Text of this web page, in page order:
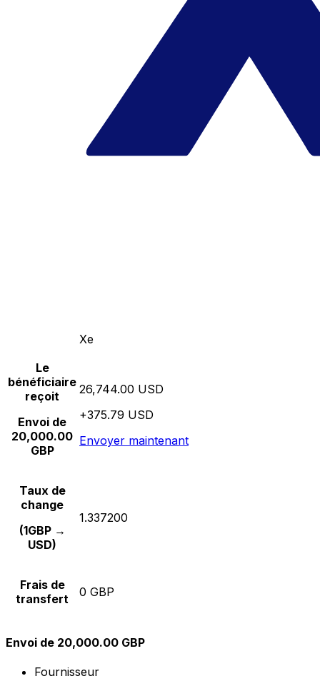
Xe
Le
bénéficiaire
reçoit
Envoi de
20,000.00
GBP
26,744.00 USD
+375.79 USD
Envoyer maintenant
Taux de
change
(1GBP →
USD)
1.337200
Frais de
transfert
0 GBP
Envoi de 20,000.00 GBP
Fournisseur